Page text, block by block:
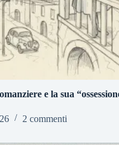
e la sua
2 commenti